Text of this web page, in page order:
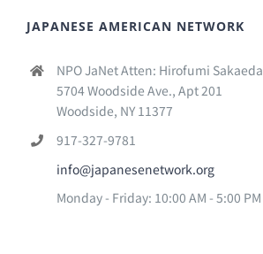
JAPANESE AMERICAN NETWORK
NPO JaNet Atten: Hirofumi Sakaeda
5704 Woodside Ave., Apt 201
Woodside, NY 11377
917-327-9781
info@japanesenetwork.org
Monday - Friday: 10:00 AM - 5:00 PM